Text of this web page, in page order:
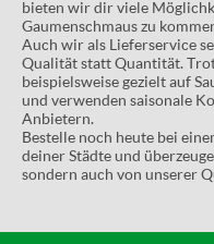
bieten wir dir viele
Gaumenschmaus zu
Auch wir als Lieferservice
Qualität statt Quantität.
beispielsweise gezielt auf
und verwenden saisonale
Anbietern.
Bestelle noch heute bei
deiner Städte und
sondern auch von unserer